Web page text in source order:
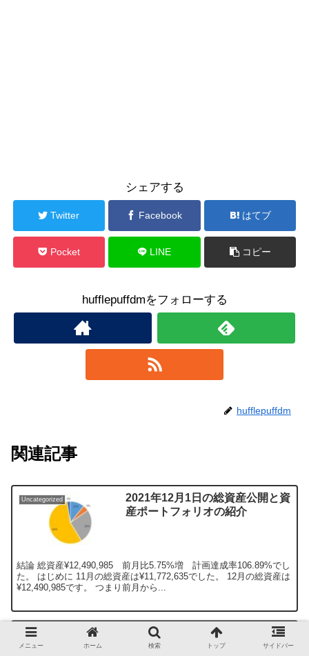
シェアする
Twitter Facebook はてブ
Pocket LINE コピー
hufflepuffdmをフォローする
hufflepuffdm
関連記事
Uncategorized
2021年12月1日の総資産公開と資
産ポートフォリオの紹介
結論 総資産¥12,490,985 前月比5.75%増 計画達成率106.89%でし
た。 はじめに 11月の総資産は¥11,772,635でした。 12月の総資産は
¥12,490,985です。 つまり前月から...
Uncategorized
２０２１年９月１日の資産ポート
フォリオの紹介
メニュー ホーム 検索 トップ サイドバー